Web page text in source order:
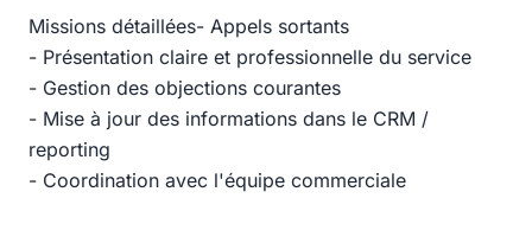
Missions détaillées- Appels sortants
- Présentation claire et professionnelle du service
- Gestion des objections courantes
- Mise à jour des informations dans le CRM /
reporting
- Coordination avec l'équipe commerciale